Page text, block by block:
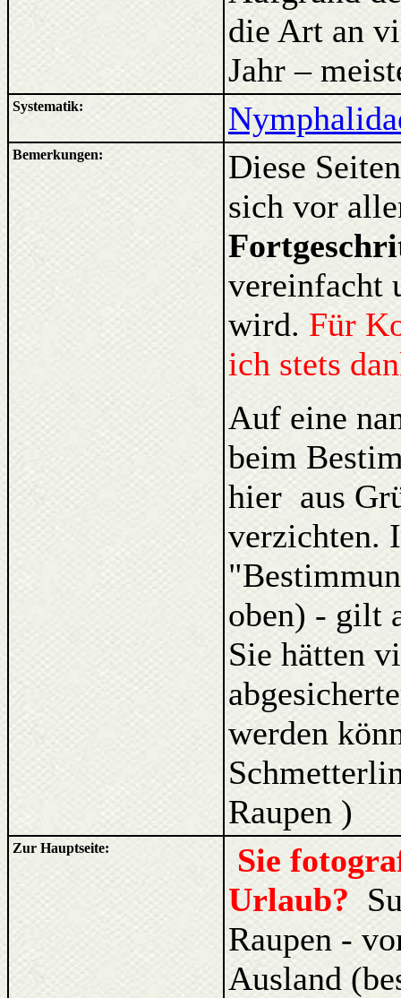
die Art an
Jahr –
Systematik:
Bemerkungen:
Diese
sich vor
vereinfacht
wird. Für
ich stets
Auf eine
beim
hier aus
verzichten.
oben) - gilt
Sie hätten
werden
Raupen )
Zur Hauptseite:
Sie
Urlaub?
Raupen -
Ausland